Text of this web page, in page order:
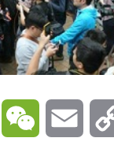
WhatsAppWeChat Email